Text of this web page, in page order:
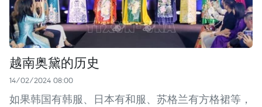
越南奥黛的历史
14/02/2024 08:00
如果韩国有韩服、日本有和服、苏格兰有方格裙等，